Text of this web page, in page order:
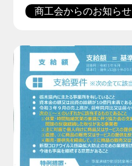
商工会からのお知らせ